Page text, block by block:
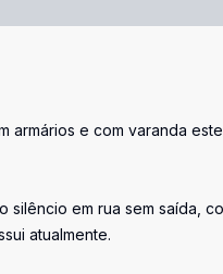
armários e com varanda
em rua sem saída,
atualmente.